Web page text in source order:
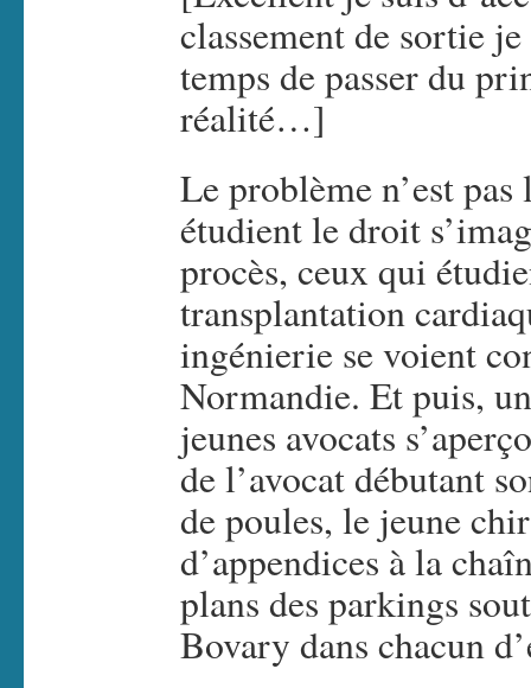
classement de sortie
temps de passer du
réalité…]
Le problème n’est
étudient le droit
procès, ceux qui
transplantation
ingénierie se voient
Normandie. Et puis,
jeunes avocats
de l’avocat débutant
de poules, le jeune
d’appendices à la
plans des parkings
Bovary dans chacun